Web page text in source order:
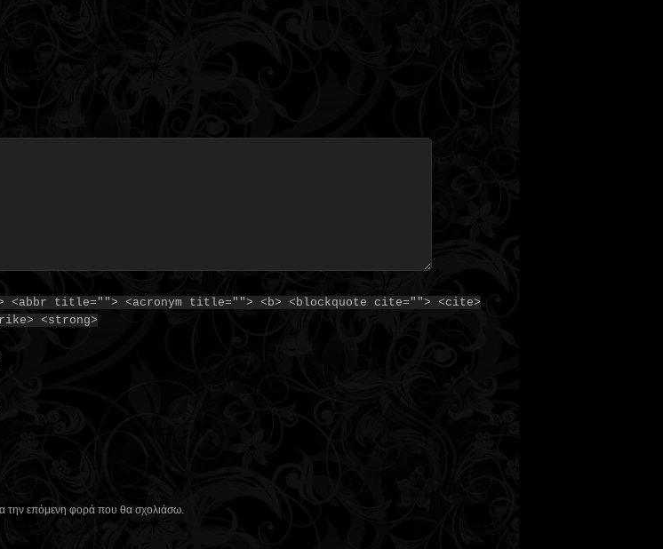
title=""> <acronym title=""> <b> <blockquote cite=""> <cite>
<strong>
την επόμενη φορά που θα σχολιάσω.